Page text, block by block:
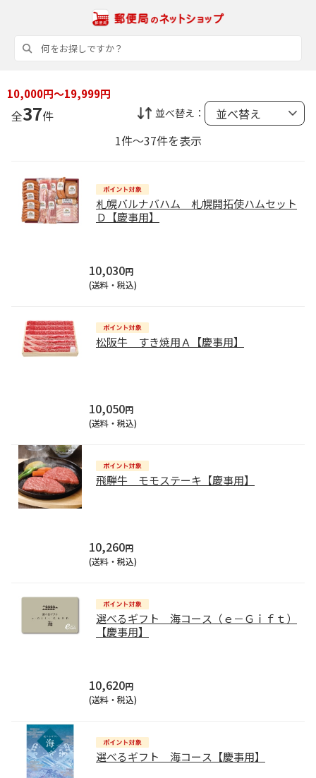
10,000円～19,999円
全37件 並べ替え：
1件～37件を表示
札幌バルナバハム 札幌開拓使ハムセット
Ｄ【慶事用】
10,030円
(送料・税込)
松阪牛 すき焼用Ａ【慶事用】
10,050円
(送料・税込)
飛騨牛 モモステーキ【慶事用】
10,260円
(送料・税込)
選べるギフト 海コース（ｅ－Ｇｉｆｔ）
【慶事用】
10,620円
(送料・税込)
選べるギフト 海コース【慶事用】